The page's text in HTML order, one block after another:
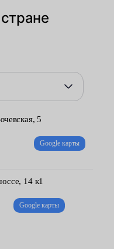
— течь
в рулевых тягах и
двигателя в движении —
5
Google карты
14 к1
Google карты